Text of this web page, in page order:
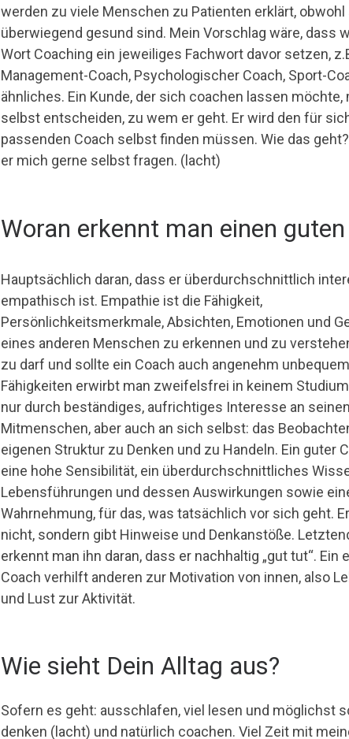
werden zu viele Menschen zu Patienten erklärt, obwohl
überwiegend gesund sind. Mein Vorschlag wäre, dass
Wort Coaching ein jeweiliges Fachwort davor setzen,
Management-Coach, Psychologischer Coach, Sport-
ähnliches. Ein Kunde, der sich coachen lassen möchte,
selbst entscheiden, zu wem er geht. Er wird den für
passenden Coach selbst finden müssen. Wie das
er mich gerne selbst fragen. (lacht)
Woran erkennt man einen guten
Hauptsächlich daran, dass er überdurchschnittlich
empathisch ist. Empathie ist die Fähigkeit,
Persönlichkeitsmerkmale, Absichten, Emotionen und
eines anderen Menschen zu erkennen und zu
zu darf und sollte ein Coach auch angenehm
Fähigkeiten erwirbt man zweifelsfrei in keinem
nur durch beständiges, aufrichtiges Interesse an seinen
Mitmenschen, aber auch an sich selbst: das
eigenen Struktur zu Denken und zu Handeln. Ein guter
eine hohe Sensibilität, ein überdurchschnittliches
Lebensführungen und dessen Auswirkungen sowie
Wahrnehmung, für das, was tatsächlich vor sich geht.
nicht, sondern gibt Hinweise und Denkanstöße.
erkennt man ihn daran, dass er nachhaltig „gut tut“. Ein
Coach verhilft anderen zur Motivation von innen, also
und Lust zur Aktivität.
Wie sieht Dein Alltag aus?
Sofern es geht: ausschlafen, viel lesen und möglichst
denken (lacht) und natürlich coachen. Viel Zeit mit